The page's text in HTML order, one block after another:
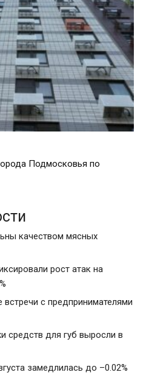
Подмосковья по
качеством мясных
рост атак на
с предпринимателями
средств для губ выросли в
замедлилась до –0.02%